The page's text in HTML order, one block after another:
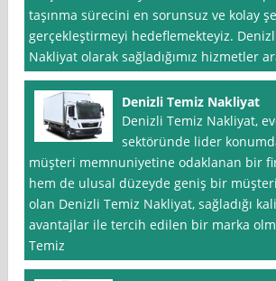
taşınma sürecini en sorunsuz ve kolay
gerçekleştirmeyi hedeflemekteyiz.
Nakliyat olarak sağladığımız hizmetler
Denizli Temiz Nakliyat
Denizli Temiz Nakliyat,
sektöründe lider
müşteri memnuniyetine odaklanan bir
hem de ulusal düzeyde geniş bir
olan Denizli Temiz Nakliyat, sağladığı
avantajlar ile tercih edilen bir marka
Temiz